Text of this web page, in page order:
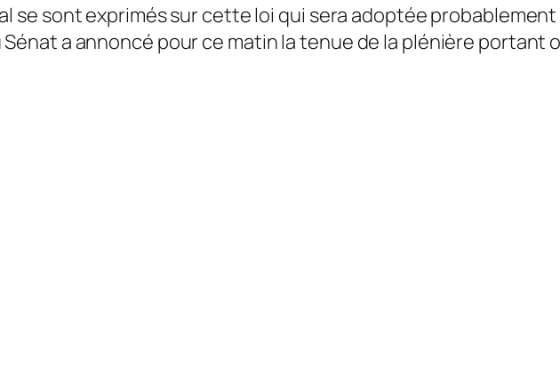
se sont exprimés sur cette loi qui sera adoptée
a annoncé pour ce matin la tenue de la plénière